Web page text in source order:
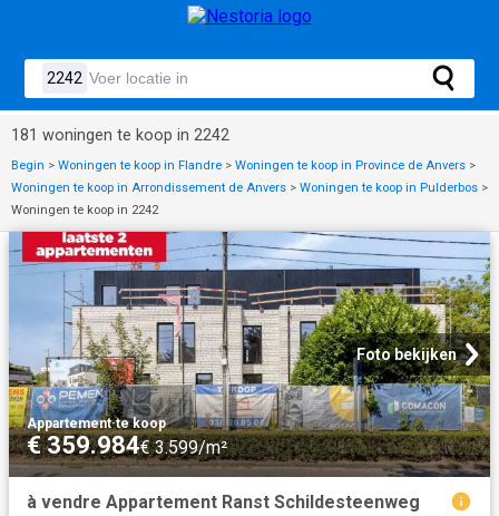
181 woningen te koop in 2242
Begin > Woningen te koop in Flandre > Woningen te koop in Province de Anvers >
Woningen te koop in Arrondissement de Anvers > Woningen te koop in Pulderbos >
Woningen te koop in 2242
Foto bekijken
Appartement·te koop
€ 359.984€ 3.599/m²
à vendre Appartement Ranst Schildesteenweg